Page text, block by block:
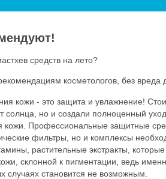
средств на лето?
косметологов, без вреда
кожи - это защита и увлажнение!
но и создали полноценный
Профессиональные защитные
фильтры, но и комплексы
растительные экстракты,
склонной к пигментации, ведь
случаях становится не возможным.